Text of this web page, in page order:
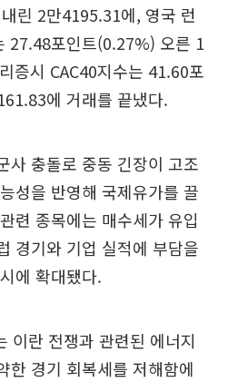
린 2만4195.31에, 영국 런
27.48포인트(0.27%) 오른 1
증시 CAC40지수는 41.60포
에 거래를 끝냈다.
사 충돌로 중동 긴장이 고조
성을 반영해 국제유가를 끌
련 종목에는 매수세가 유입
경기와 기업 실적에 부담을
에 확대됐다.
이란 전쟁과 관련된 에너지
한 경기 회복세를 저해함에